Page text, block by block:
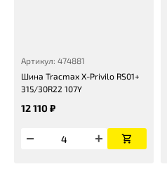
Артикул: 474881
Шина Tracmax X-Privilo RS01+
315/30R22 107Y
12 110 ₽